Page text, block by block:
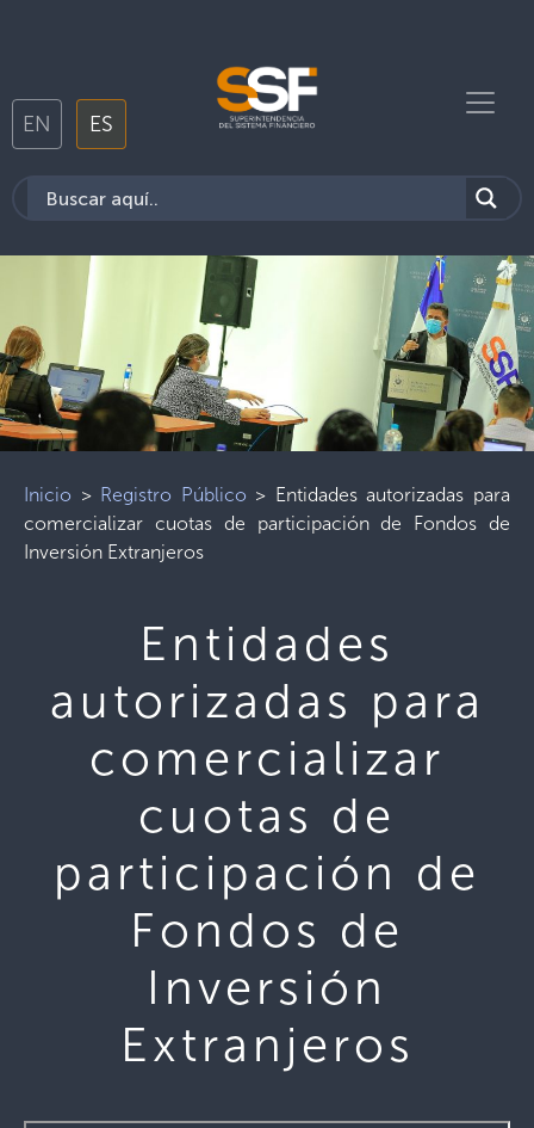
EN ES
Inicio > Registro Público > Entidades autorizadas para
comercializar cuotas de participación de Fondos de
Inversión Extranjeros
Entidades
autorizadas para
comercializar
cuotas de
participación de
Fondos de
Inversión
Extranjeros